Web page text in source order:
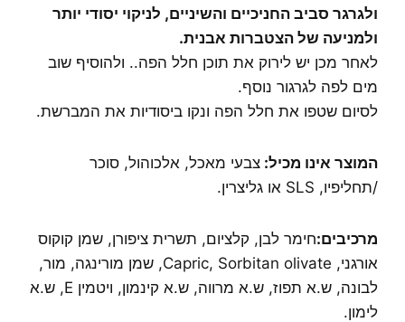
ולגרגר סביב החניכיים והשיניים, לניקוי יסודי יותר
ולמניעה של הצטברות אבנית.
לאחר מכן יש לירוק את תוכן חלל הפה.. ולהוסיף שוב
מים לפה לגרגור נוסף.
לסיום שטפו את חלל הפה ונקו ביסודיות את המברשת.
המוצר אינו מכיל: צבעי מאכל, אלכוהול, סוכר
/תחליפיו, SLS או גליצרין.
מרכיבים:חימר לבן, קלציום, תשרית ציפורן, שמן קוקוס
אורגני, Capric, Sorbitan olivate, שמן מורינגה, מור,
לבונה, ש.א תפוז, ש.א מרווה, ש.א קינמון, ויטמין E, ש.א
לימון.